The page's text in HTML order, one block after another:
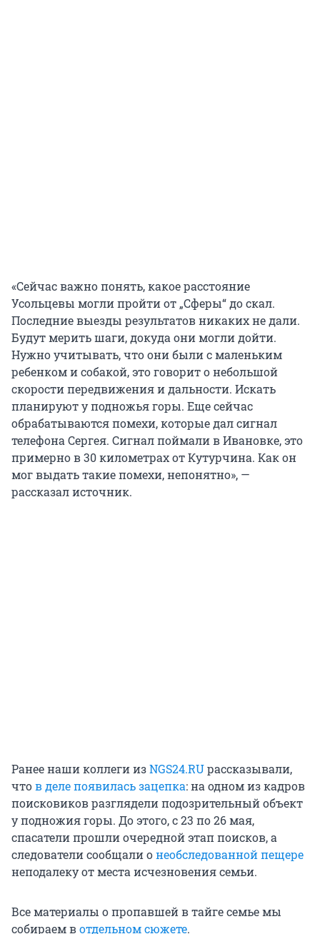
«Сейчас важно понять, какое расстояние
Усольцевы могли пройти от „Сферы“ до скал.
Последние выезды результатов никаких не дали.
Будут мерить шаги, докуда они могли дойти.
Нужно учитывать, что они были с маленьким
ребенком и собакой, это говорит о небольшой
скорости передвижения и дальности. Искать
планируют у подножья горы. Еще сейчас
обрабатываются помехи, которые дал сигнал
телефона Сергея. Сигнал поймали в Ивановке, это
примерно в 30 километрах от Кутурчина. Как он
мог выдать такие помехи, непонятно», —
рассказал источник.
Ранее наши коллеги изNGS24.RUрассказывали,
чтов деле появилась зацепка: на одном из кадров
поисковиков разглядели подозрительный объект
у подножия горы. До этого, с 23 по 26 мая,
спасатели прошли очередной этап поисков, а
следователи сообщали онеобследованной пещере
неподалеку от места исчезновения семьи.
Все материалы о пропавшей в тайге семье мы
собираем вотдельном сюжете.